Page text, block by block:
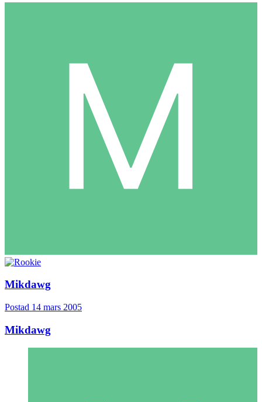
Mikdawg
Postad 14 mars 2005
Mikdawg